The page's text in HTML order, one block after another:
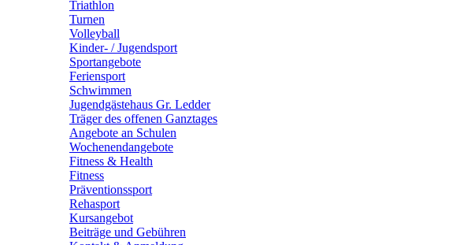
Triathlon
Turnen
Volleyball
Kinder- / Jugendsport
Sportangebote
Feriensport
Schwimmen
Jugendgästehaus Gr. Ledder
Träger des offenen Ganztages
Angebote an Schulen
Wochenendangebote
Fitness & Health
Fitness
Präventionssport
Rehasport
Kursangebot
Beiträge und Gebühren